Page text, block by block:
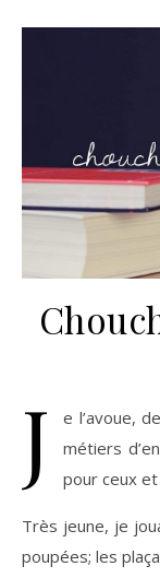
J
e l’avoue,
métiers
pour ceux
Très jeune, je
poupées; les